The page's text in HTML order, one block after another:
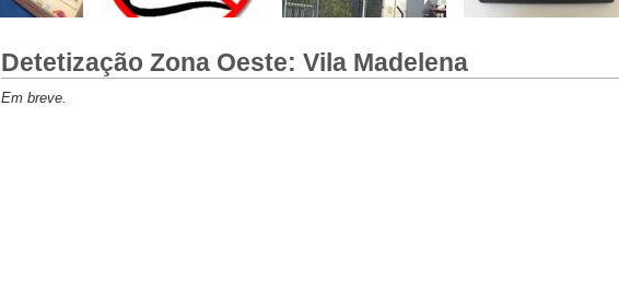
Detetização Zona Oeste: Vila Madelena
Em breve.